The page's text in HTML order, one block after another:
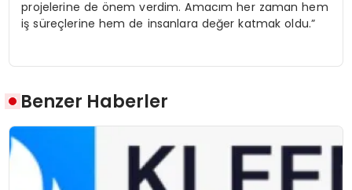
projelerine de önem verdim. Amacım her zaman hem
iş süreçlerine hem de insanlara değer katmak oldu.”
Benzer Haberler